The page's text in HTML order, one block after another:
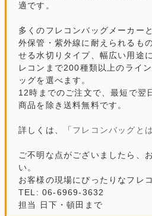
適です。
多くのフレコンバッグメーカー
外保管・紫外線に耐えられるも
せる水切りタイプ、幅広い用途
レコンまで200種類以上のライ
ッグを選べます。
12時までのご注文で、最短で翌
商品を除き送料無料です。
詳しくは、「 フレコンバッグとは
ご不明な点がございましたら、
い。
お客様の現場にぴったりなフレ
TEL: 06-6969-3632
担当 日下・頓田まで